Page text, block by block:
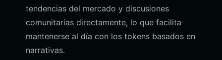
tendencias del mercado y discusiones
comunitarias directamente, lo que facilita
mantenerse al día con los tokens basados en
narrativas.